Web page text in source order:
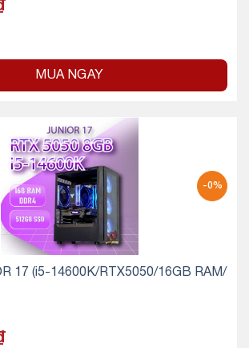
MUA NGAY
-0%
17 (i5-14600K/RTX5050/16GB RAM/